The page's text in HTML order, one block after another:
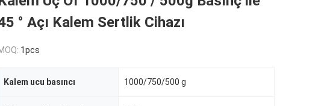
° Açı Kalem Sertlik Cihazı
1pcs
Kalem ucu basıncı 1000/750/500 g